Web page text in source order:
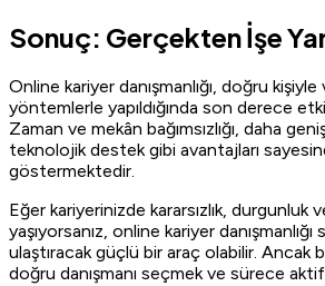
Sonuç: Gerçekten İşe
Online kariyer danışmanlığı, doğru
yöntemlerle yapıldığında son derece
Zaman ve mekân bağımsızlığı, daha
teknolojik destek gibi avantajları
göstermektedir.
Eğer kariyerinizde kararsızlık, durgunluk
yaşıyorsanız, online kariyer
ulaştıracak güçlü bir araç olabilir. Ancak
doğru danışmanı seçmek ve sürece